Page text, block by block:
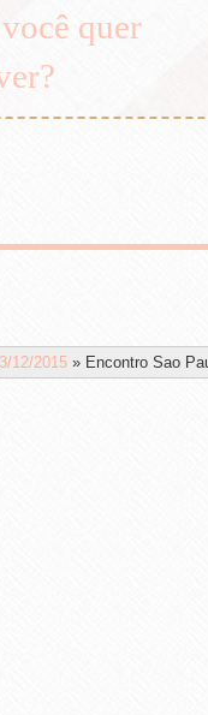
quer
12/2015 » Encontro Sao